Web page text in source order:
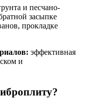
и песчано-
засыпке
прокладке
эффективная
и